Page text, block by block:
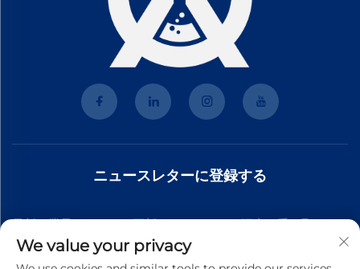
ニュースレターに登録する
最新の業界ニュース、更新、チームからの洞察を受け取るた
めに、私たちのニュースレターにご参加ください。
We value your privacy